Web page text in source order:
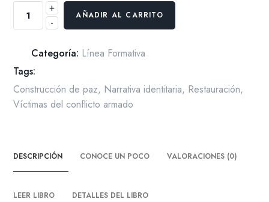
-
Mercedes
2019
Reconstrucción
de
subjetividades
contextos
de
+
AÑADIR AL CARRITO
Categoría: Línea Formativa
Tags:
Construcción de paz, Narrativa identitaria, Restauración,
Víctimas del conflicto armado
DESCRIPCIÓN CONOCE UN POCO VALORACIONES (0)
LEER LIBRO DETALLES DEL LIBRO